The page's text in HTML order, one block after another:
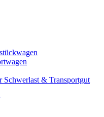
Schwerlast & Transportgut